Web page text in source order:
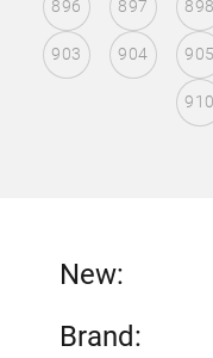
896 897 898
903 904 905
910
New:
Brand: